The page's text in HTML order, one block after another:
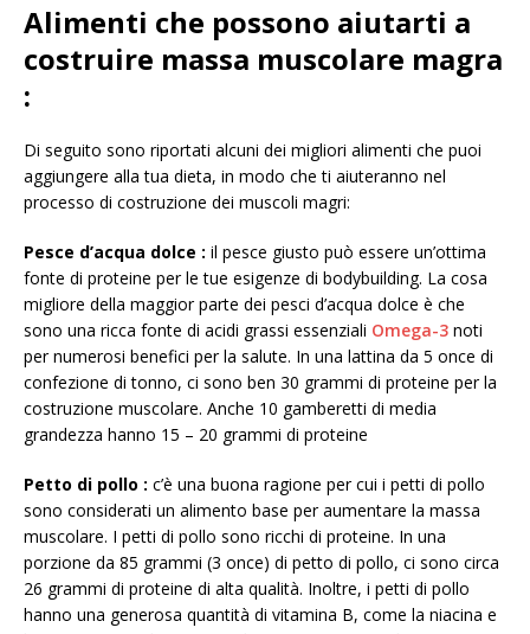
Alimenti che possono aiutarti a
costruire massa muscolare magra
:
Di seguito sono riportati alcuni dei migliori alimenti che puoi
aggiungere alla tua dieta, in modo che ti aiuteranno nel
processo di costruzione dei muscoli magri:
Pesce d’acqua dolce : il pesce giusto può essere un’ottima
fonte di proteine ​​per le tue esigenze di bodybuilding. La cosa
migliore della maggior parte dei pesci d’acqua dolce è che
sono una ricca fonte di acidi grassi essenziali Omega-3 noti
per numerosi benefici per la salute. In una lattina da 5 once di
confezione di tonno, ci sono ben 30 grammi di proteine ​​​​per la
costruzione muscolare. Anche 10 gamberetti di media
grandezza hanno 15 – 20 grammi di proteine
Petto di pollo : c’è una buona ragione per cui i petti di pollo
sono considerati un alimento base per aumentare la massa
muscolare. I petti di pollo sono ricchi di proteine. In una
porzione da 85 grammi (3 once) di petto di pollo, ci sono circa
26 grammi di proteine ​​di alta qualità. Inoltre, i petti di pollo
hanno una generosa quantità di vitamina B, come la niacina e